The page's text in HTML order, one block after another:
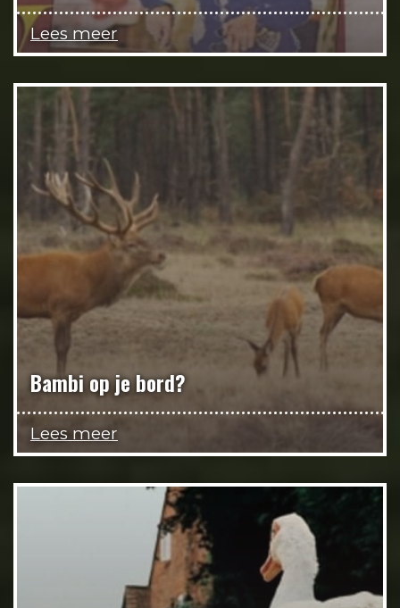
Lees meer
Bambi op je bord?
Lees meer